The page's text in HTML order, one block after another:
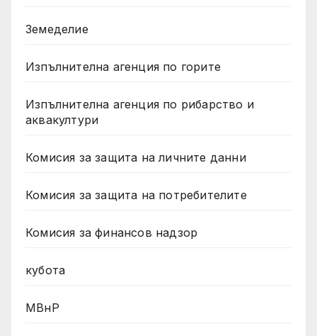
Земеделие
Изпълнителна агенция по горите
Изпълнителна агенция по рибарство и
аквакултури
Комисия за защита на личните данни
Комисия за защита на потребителите
Комисия за финансов надзор
кубота
МВнР